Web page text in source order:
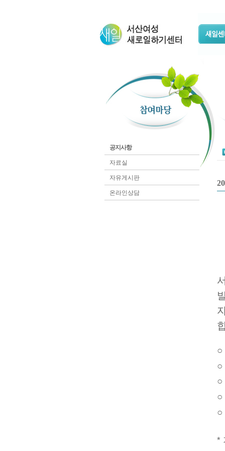
공지사항
자료실
자유게시판
온라인상담
○
○
○
○
○
*